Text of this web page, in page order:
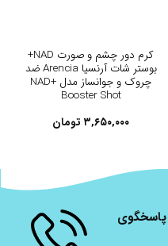
کرم دور چشم و صورت NAD+
بوستر شات آرنسیا Arencia ضد
چروک و جوانساز مدل NAD+
Booster Shot
۳,۶۵۰,۰۰۰ تومان
شنبه تا پنجشنبه، از ساعت 9 الی 17 پاسخگوی